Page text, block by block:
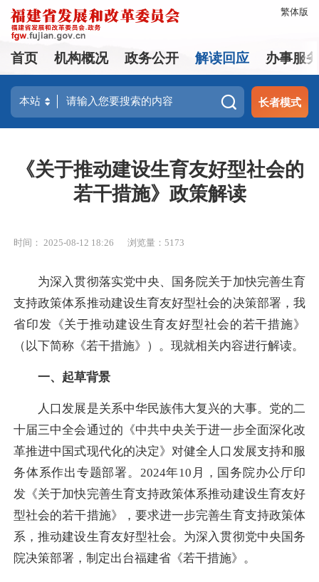
繁体版
首页 机构概况 政务公开 解读回应 办事服
长者模式
《关于推动建设生育友好型社会的
若干措施》政策解读
时间： 2025-08-12 18:26 浏览量：5173
为深入贯彻落实党中央、国务院关于加快完善生育
支持政策体系推动建设生育友好型社会的决策部署，我
省印发《关于推动建设生育友好型社会的若干措施》
（以下简称《若干措施》）。现就相关内容进行解读。
一、起草背景
人口发展是关系中华民族伟大复兴的大事。党的二
十届三中全会通过的《中共中央关于进一步全面深化改
革推进中国式现代化的决定》对健全人口发展支持和服
务体系作出专题部署。2024年10月，国务院办公厅印
发《关于加快完善生育支持政策体系推动建设生育友好
型社会的若干措施》，要求进一步完善生育支持政策体
系，推动建设生育友好型社会。为深入贯彻党中央国务
院决策部署，制定出台福建省《若干措施》。